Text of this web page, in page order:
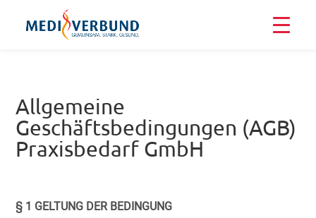
Allgemeine
Geschäftsbedingungen (AGB)
Praxisbedarf GmbH
§ 1 GELTUNG DER BEDINGUNG